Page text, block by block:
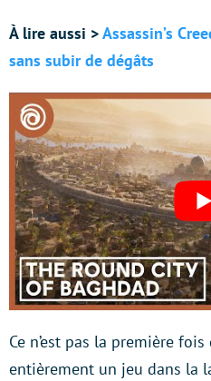
À lire aussi >Assassin’s
sans subir de dégâts
Ce n’est pas la première
entièrement un jeu dans la